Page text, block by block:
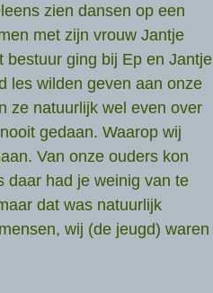
zien dansen op een
met zijn vrouw Jantje
bestuur ging bij Ep en Jantje
les wilden geven aan onze
ze natuurlijk wel even over
gedaan. Waarop wij
Van onze ouders kon
daar had je weinig van te
dat was natuurlijk
wij (de jeugd) waren